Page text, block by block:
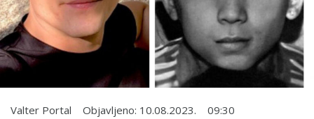
Valter Portal Objavljeno: 10.08.2023. 09:30